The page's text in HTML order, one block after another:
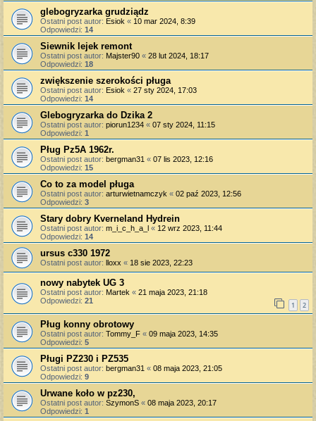
glebogryzarka grudziądz
Ostatni post autor: Esiok « 10 mar 2024, 8:39
Odpowiedzi: 14
Siewnik lejek remont
Ostatni post autor: Majster90 « 28 lut 2024, 18:17
Odpowiedzi: 18
zwiększenie szerokości pługa
Ostatni post autor: Esiok « 27 sty 2024, 17:03
Odpowiedzi: 14
Glebogryzarka do Dzika 2
Ostatni post autor: piorun1234 « 07 sty 2024, 11:15
Odpowiedzi: 1
Pług Pz5A 1962r.
Ostatni post autor: bergman31 « 07 lis 2023, 12:16
Odpowiedzi: 15
Co to za model pługa
Ostatni post autor: arturwietnamczyk « 02 paź 2023, 12:56
Odpowiedzi: 3
Stary dobry Kverneland Hydrein
Ostatni post autor: m_i_c_h_a_l « 12 wrz 2023, 11:44
Odpowiedzi: 14
ursus c330 1972
Ostatni post autor: lloxx « 18 sie 2023, 22:23
nowy nabytek UG 3
Ostatni post autor: Martek « 21 maja 2023, 21:18
Odpowiedzi: 21 1 2
Pług konny obrotowy
Ostatni post autor: Tommy_F « 09 maja 2023, 14:35
Odpowiedzi: 5
Pługi PZ230 i PZ535
Ostatni post autor: bergman31 « 08 maja 2023, 21:05
Odpowiedzi: 9
Urwane koło w pz230,
Ostatni post autor: SzymonS « 08 maja 2023, 20:17
Odpowiedzi: 1